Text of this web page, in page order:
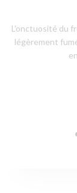
L'onctuosité du
légèrement